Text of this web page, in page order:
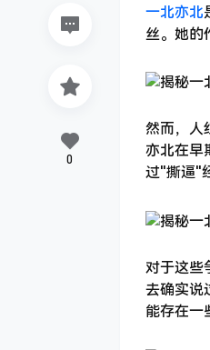
一北亦北
丝。她的
然而，人
亦北在早
过"撕逼"
对于这些
去确实说
能存在一
0